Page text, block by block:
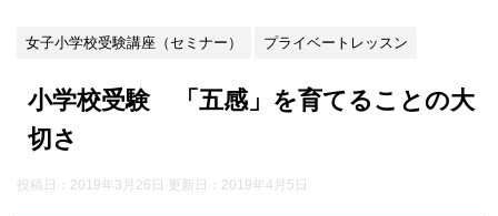
女子小学校受験講座（セミナー） プライベートレッスン
小学校受験 「五感」を育てることの大
切さ
投稿日：2019年3月26日 更新日： 2019年4月5日